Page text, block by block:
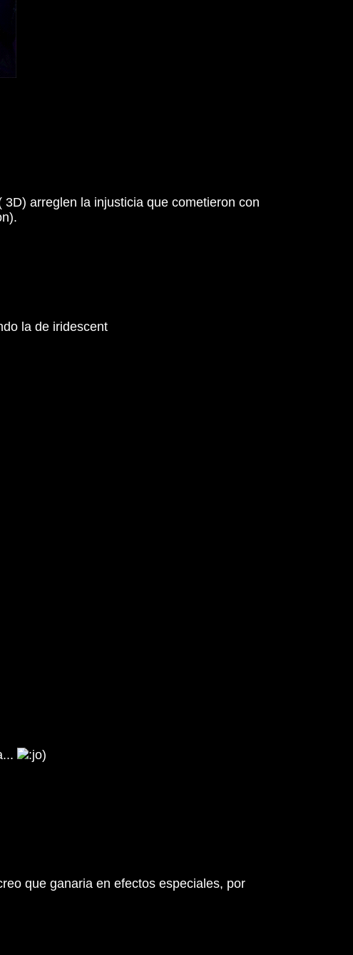
arreglen la injusticia que cometieron con
la de iridescent
que ganaria en efectos especiales, por